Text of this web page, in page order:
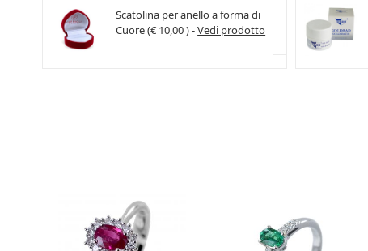
Scatolina per anello a forma di
Cuore (€ 10,00 ) -Vedi prodotto